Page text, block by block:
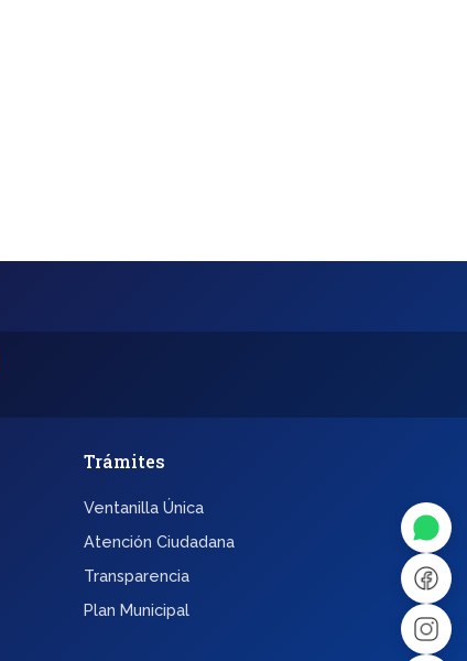
Trámites
Ventanilla Única
Atención Ciudadana
Transparencia
Plan Municipal
↔
Dx